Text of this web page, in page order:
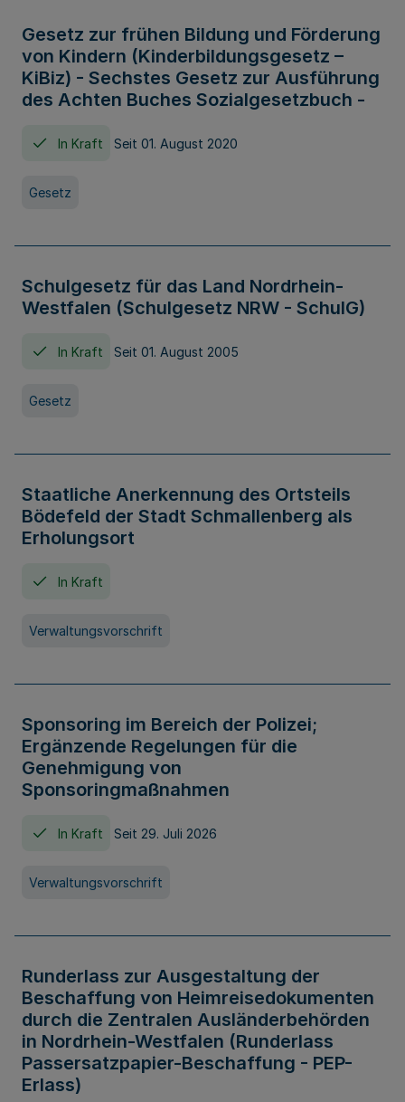
Gesetz zur frühen Bildung und Förderung
von Kindern (Kinderbildungsgesetz –
KiBiz) - Sechstes Gesetz zur Ausführung
des Achten Buches Sozialgesetzbuch -
In Kraft Seit 01. August 2020
Gesetz
Schulgesetz für das Land Nordrhein-
Westfalen (Schulgesetz NRW - SchulG)
In Kraft Seit 01. August 2005
Gesetz
Staatliche Anerkennung des Ortsteils
Bödefeld der Stadt Schmallenberg als
Erholungsort
In Kraft
Verwaltungsvorschrift
Sponsoring im Bereich der Polizei;
Ergänzende Regelungen für die
Genehmigung von
Sponsoringmaßnahmen
In Kraft Seit 29. Juli 2026
Verwaltungsvorschrift
Runderlass zur Ausgestaltung der
Beschaffung von Heimreisedokumenten
durch die Zentralen Ausländerbehörden
in Nordrhein-Westfalen (Runderlass
Passersatzpapier-Beschaffung - PEP-
Erlass)